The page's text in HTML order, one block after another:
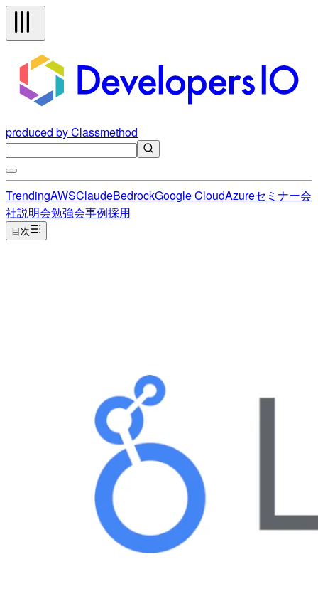
produced by Classmethod
TrendingAWSClaudeBedrockGoogle CloudAzureセミナー会
社説明会勉強会事例採用
目次